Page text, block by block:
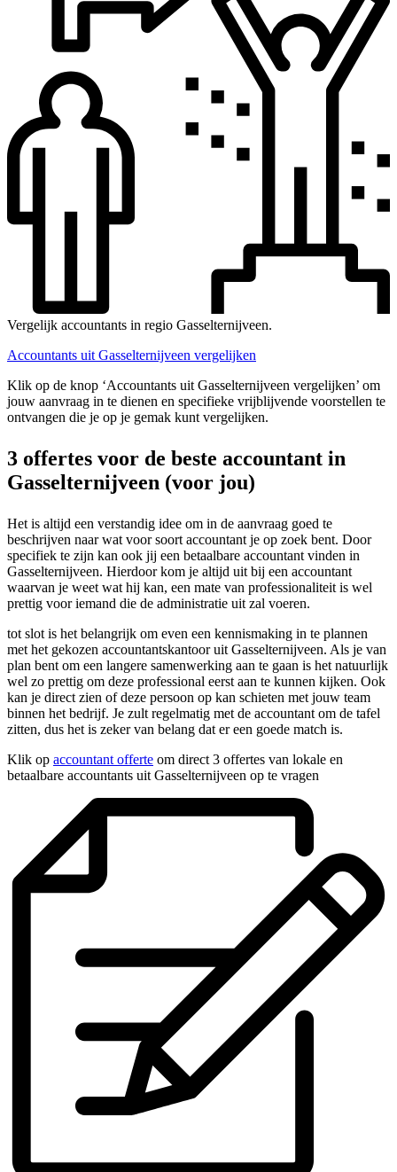
Vergelijk accountants in regio Gasselternijveen.
Accountants uit Gasselternijveen vergelijken
Klik op de knop ‘Accountants uit Gasselternijveen vergelijken’ om
jouw aanvraag in te dienen en specifieke vrijblijvende voorstellen te
ontvangen die je op je gemak kunt vergelijken.
3 offertes voor de beste accountant in
Gasselternijveen (voor jou)
Het is altijd een verstandig idee om in de aanvraag goed te
beschrijven naar wat voor soort accountant je op zoek bent. Door
specifiek te zijn kan ook jij een betaalbare accountant vinden in
Gasselternijveen. Hierdoor kom je altijd uit bij een accountant
waarvan je weet wat hij kan, een mate van professionaliteit is wel
prettig voor iemand die de administratie uit zal voeren.
tot slot is het belangrijk om even een kennismaking in te plannen
met het gekozen accountantskantoor uit Gasselternijveen. Als je van
plan bent om een langere samenwerking aan te gaan is het natuurlijk
wel zo prettig om deze professional eerst aan te kunnen kijken. Ook
kan je direct zien of deze persoon op kan schieten met jouw team
binnen het bedrijf. Je zult regelmatig met de accountant om de tafel
zitten, dus het is zeker van belang dat er een goede match is.
Klik op accountant offerte om direct 3 offertes van lokale en
betaalbare accountants uit Gasselternijveen op te vragen